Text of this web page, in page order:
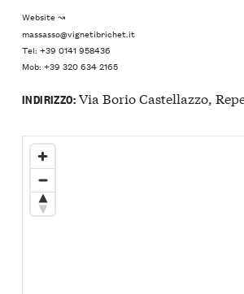
Website ↝
massasso@vignetibrichet.it
Tel: +39 0141 958436
Mob: +39 320 634 2165
INDIRIZZO:Via Borio Castellazzo,